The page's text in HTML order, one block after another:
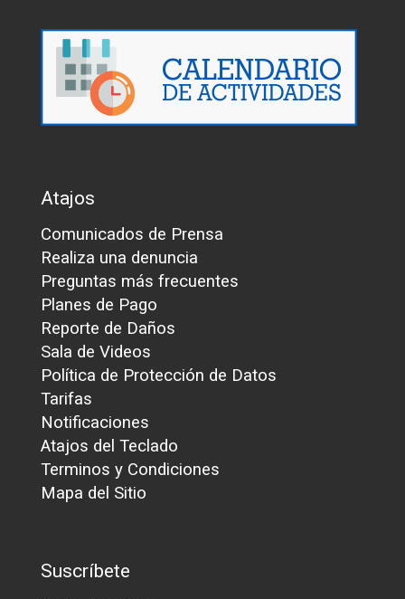
Atajos
Comunicados de Prensa
Realiza una denuncia
Preguntas más frecuentes
Planes de Pago
Reporte de Daños
Sala de Videos
Política de Protección de Datos
Tarifas
Notificaciones
Atajos del Teclado
Terminos y Condiciones
Mapa del Sitio
Suscríbete